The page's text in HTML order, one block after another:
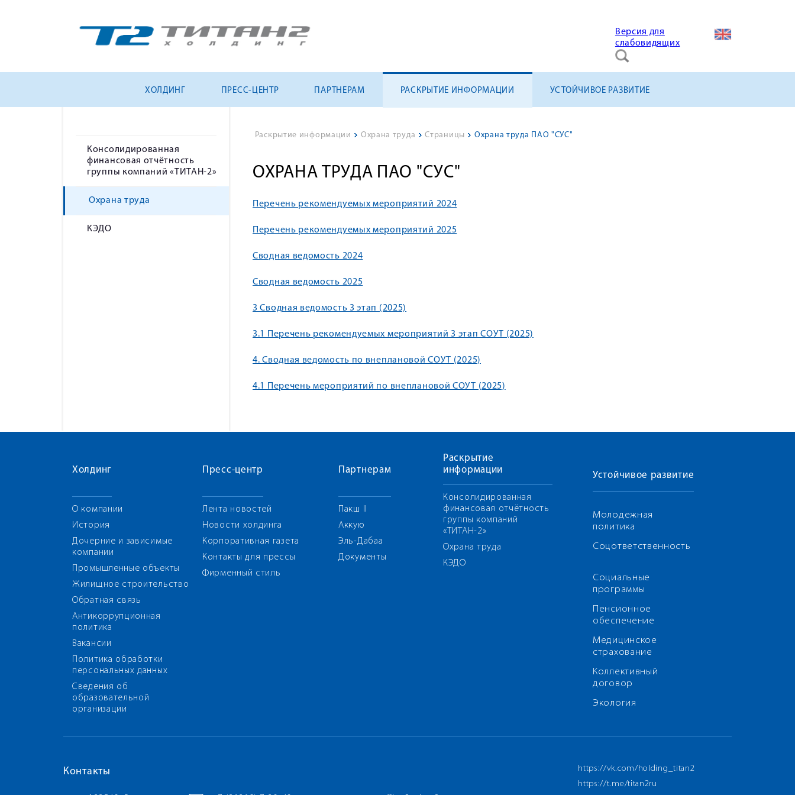
Версия для
слабовидящих
ХОЛДИНГ ПРЕСС-ЦЕНТР ПАРТНЕРАМ РАСКРЫТИЕ ИНФОРМАЦИИ УСТОЙЧИВОЕ РАЗВИТИЕ
Консолидированная
финансовая отчётность
группы компаний «ТИТАН-2»
Охрана труда
КЭДО
Раскрытие информации > Охрана труда > Страницы > Охрана труда ПАО "СУС"
ОХРАНА ТРУДА ПАО "СУС"
Перечень рекомендуемых мероприятий 2024
Перечень рекомендуемых мероприятий 2025
Сводная ведомость 2024
Сводная ведомость 2025
3 Сводная ведомость 3 этап (2025)
3.1 Перечень рекомендуемых мероприятий 3 этап СОУТ (2025)
4. Сводная ведомость по внеплановой СОУТ (2025)
4.1 Перечень мероприятий по внеплановой СОУТ (2025)
Холдинг
О компании
История
Дочерние и зависимые
компании
Промышленные объекты
Жилищное строительство
Обратная связь
Антикоррупционная
политика
Вакансии
Политика обработки
персональных данных
Сведения об
образовательной
организации
Пресс-центр
Лента новостей
Новости холдинга
Корпоративная газета
Контакты для прессы
Фирменный стиль
Партнерам
Пакш II
Аккую
Эль-Дабаа
Документы
Раскрытие
информации
Консолидированная
финансовая отчётность
группы компаний
«ТИТАН-2»
Охрана труда
КЭДО
Устойчивое развитие
Молодежная
политика
Соцответственность
Социальные
программы
Пенсионное
обеспечение
Медицинское
страхование
Коллективный
договор
Экология
Контакты
https://vk.com/holding_titan2
https://t.me/titan2ru